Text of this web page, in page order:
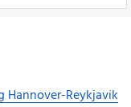
Hannover-Reykjavik